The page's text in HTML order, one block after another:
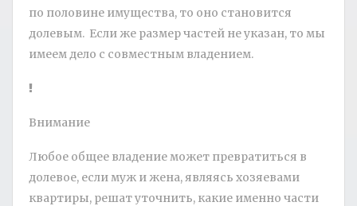
по половине имущества, то оно становится
долевым. Если же размер частей не указан, то мы
имеем дело с совместным владением.
Внимание
Любое общее владение может превратиться в
долевое, если муж и жена, являясь хозяевами
квартиры, решат уточнить, какие именно части